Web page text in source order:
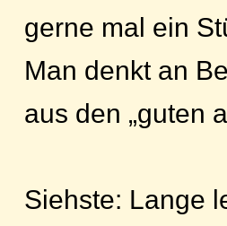
gerne mal ein
Man denkt an
aus den „guten
Siehste: Lange